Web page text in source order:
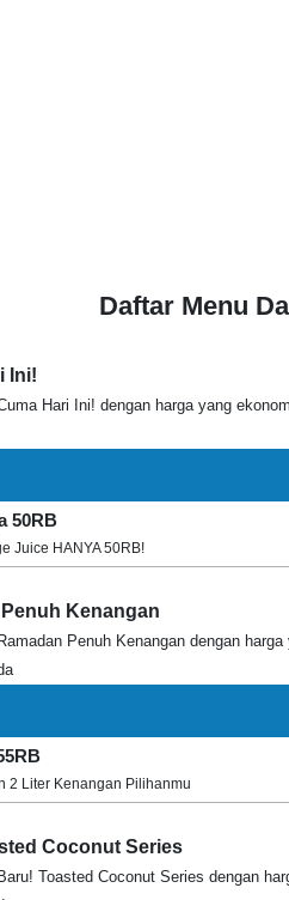
Daftar Menu
Ini!
Hari Ini! dengan harga yang
50RB
Juice HANYA 50RB!
Kenangan
Penuh Kenangan dengan
2 Liter Kenangan Pilihanmu
Coconut Series
Toasted Coconut Series dengan